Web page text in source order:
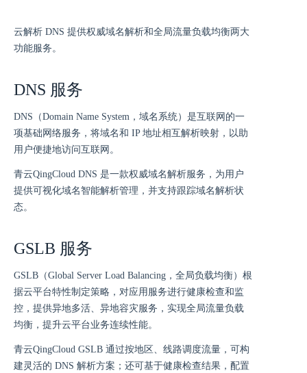
云解析 DNS 提供权威域名解析和全局流量负载均衡两大
功能服务。
DNS 服务
DNS（Domain Name System，域名系统）是互联网的一
项基础网络服务，将域名和 IP 地址相互解析映射，以助
用户便捷地访问互联网。
青云QingCloud DNS 是一款权威域名解析服务，为用户
提供可视化域名智能解析管理，并支持跟踪域名解析状
态。
GSLB 服务
GSLB（Global Server Load Balancing，全局负载均衡）根
据云平台特性制定策略，对应用服务进行健康检查和监
控，提供异地多活、异地容灾服务，实现全局流量负载
均衡，提升云平台业务连续性能。
青云QingCloud GSLB 通过按地区、线路调度流量，可构
建灵活的 DNS 解析方案；还可基于健康检查结果，配置